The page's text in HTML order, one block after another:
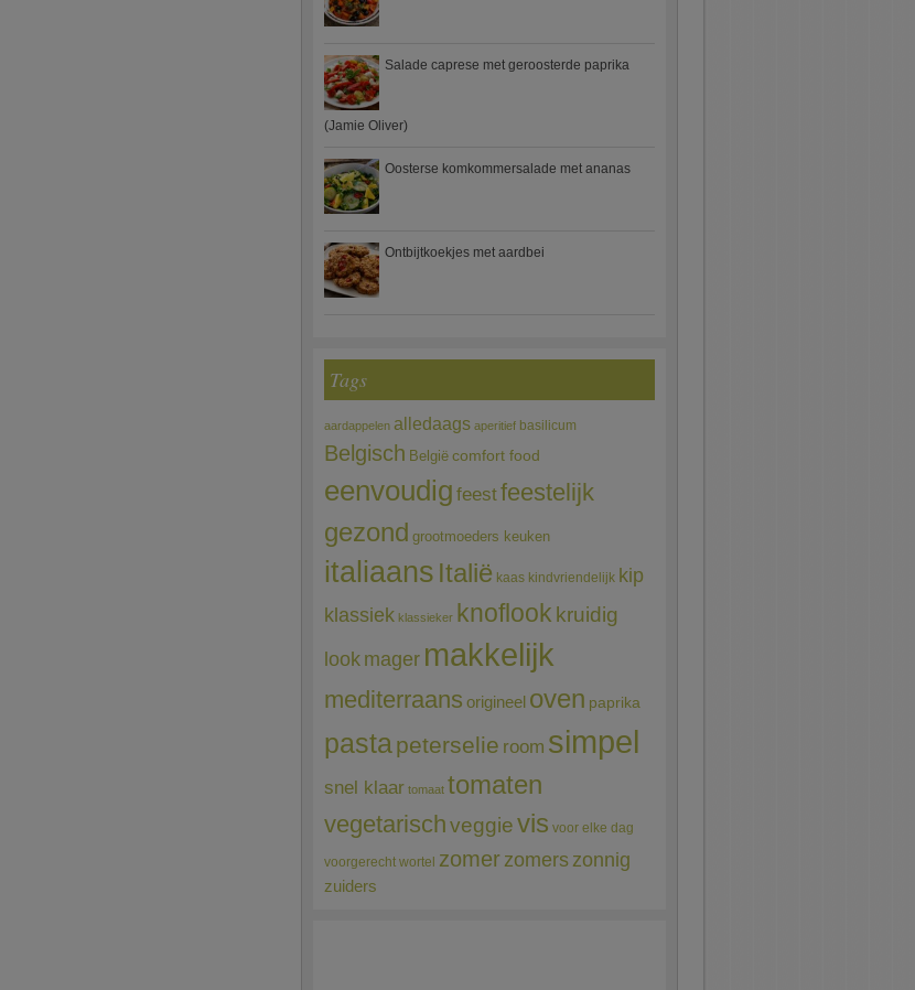
Salade caprese met geroosterde paprika
(Jamie Oliver)
Oosterse komkommersalade met ananas
Ontbijtkoekjes met aardbei
Tags
aardappelen alledaags aperitief basilicum
Belgisch België comfort food
eenvoudig feestfeestelijk
gezond grootmoeders keuken
italiaans Italië kaas kindvriendelijk kip
klassiek klassieker knoflook kruidig
look mager makkelijk
mediterraans origineel oven paprika
pastapeterselie room simpel
snel klaar tomaat tomaten
vegetarischveggievis voor elke dag
voorgerecht wortel zomerzomerszonnig
zuiders